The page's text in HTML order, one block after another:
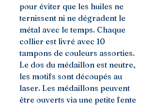
pour éviter que les huiles ne
ternissent ni ne dégradent le
métal avec le temps. Chaque
collier est livré avec 10
tampons de couleurs assorties.
Le dos du médaillon est neutre,
les motifs sont découpés au
laser. Les médaillons peuvent
être ouverts via une petite fente